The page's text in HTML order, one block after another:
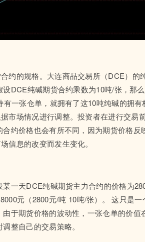
约的规格。大连商品交易所（DCE）的
DCE纯碱期货合约乘数为10吨/张，那
一张仓单，就拥有了这10吨纯碱的拥
市场情况进行调整。投资者在进行交易
约价格也会有所不同，因为期货价格反
信息的改变而发生变化。
一天DCE纯碱期货主力合约的价格为
元（2800元/吨 10吨/张）。 这只是一
于期货价格的波动性，一张仓单的价值
整自己的交易策略。